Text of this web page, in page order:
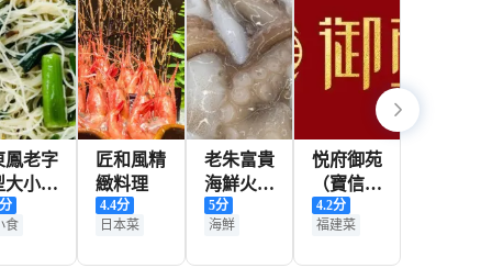
鳳老字
大小腰
分
食
匠和風精
緻料理
4.4分
日本菜
老朱富貴
海鮮火鍋
（寶信
店）
5分
海鮮
悦府御苑
（寶信
店）
4.2分
福建菜